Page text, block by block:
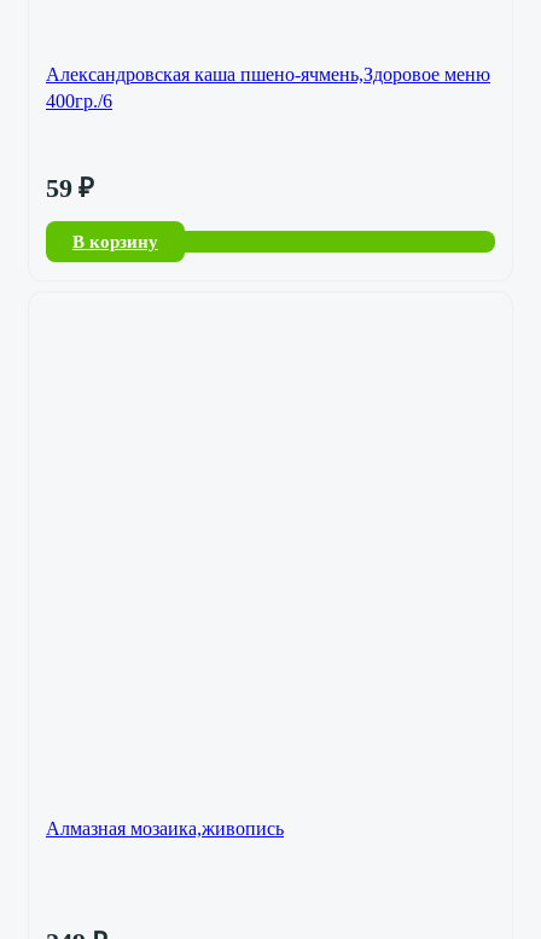
Александровская каша пшено-ячмень,Здоровое меню
400гр./6
59 ₽
В корзину
Алмазная мозаика,живопись